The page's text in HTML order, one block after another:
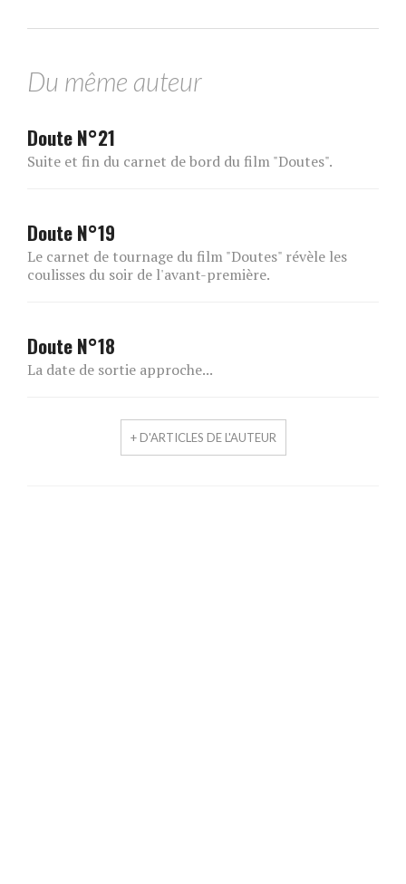
Du même auteur
Doute N°21
Suite et fin du carnet de bord du film "Doutes".
Doute N°19
Le carnet de tournage du film "Doutes" révèle les
coulisses du soir de l'avant-première.
Doute N°18
La date de sortie approche...
+ D'ARTICLES DE L'AUTEUR